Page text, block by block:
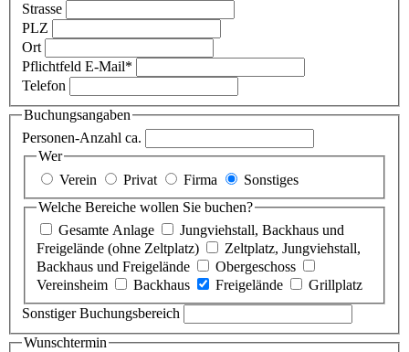
Strasse
PLZ
Ort
Pflichtfeld E-Mail*
Telefon
Buchungsangaben
Personen-Anzahl ca.
Wer
Verein
Privat Firma
Sonstiges
Welche Bereiche wollen Sie buchen?
Gesamte Anlage
Jungviehstall, Backhaus und
Freigelände (ohne Zeltplatz)
Zeltplatz, Jungviehstall,
Backhaus und Freigelände
Obergeschoss
Vereinsheim
Backhaus Freigelände
Grillplatz
Sonstiger Buchungsbereich
Wunschtermin